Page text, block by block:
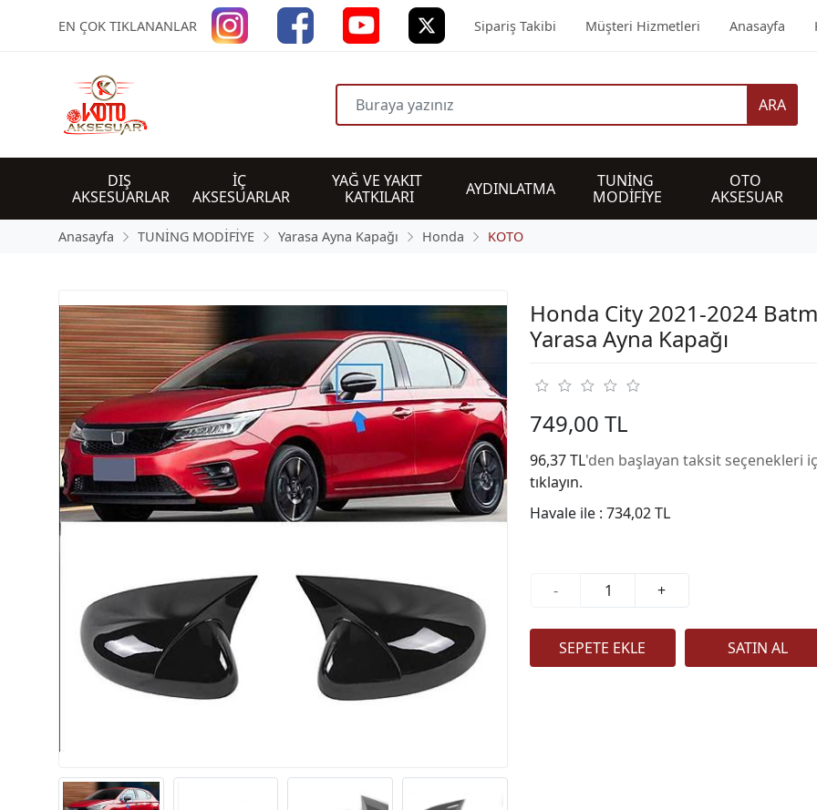
EN ÇOK TIKLANANLAR Sipariş Takibi Müşteri Hizmetleri Anasayfa
ARA
DIŞ
AKSESUARLAR
İÇ
AKSESUARLAR
YAĞ VE YAKIT
KATKILARI
AYDINLATMA
TUNİNG
MODİFİYE
OTO
AKSESUAR
Anasayfa TUNİNG MODİFİYE Yarasa Ayna Kapağı Honda KOTO
Honda City 2021-2024
Yarasa Ayna Kapağı
749,00 TL
96,37 TL'den başlayan taksit seçenekleri
tıklayın.
Havale ile : 734,02 TL
- +